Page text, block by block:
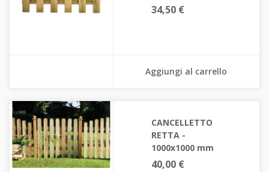
34,50 €
Aggiungi al carrello
CANCELLETTO
RETTA -
1000x1000 mm
40,00 €